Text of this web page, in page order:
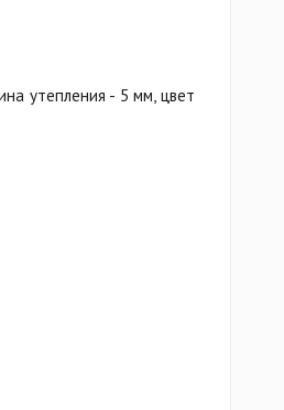
утепления - 5 мм, цвет